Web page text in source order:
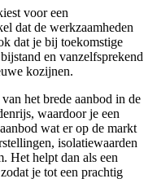
voor een
dat de werkzaamheden
dat je bij toekomstige
en vanzelfsprekend
kozijnen.
het brede aanbod in de
waardoor je een
wat er op de markt
isolatiewaarden
Het helpt dan als een
je tot een prachtig